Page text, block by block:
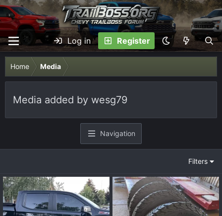
Log in Register
Home Media
Media added by wesg79
Navigation
Filters